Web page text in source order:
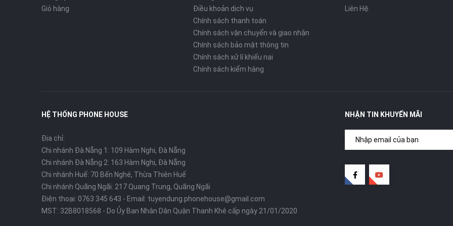
Giỏ hàng
Điều khoản dịch vụ
Chính sách thanh toán
Chính sách vận chuyển và giao nhận
Chính sách bảo mật thông tin
Chính sách xử lí khiếu nại
Chính sách kiểm hàng
Liên Hệ
HỆ THỐNG PHONE HOUSE
Địa chỉ:
Chi nhánh Đà Nẵng 1: 109 Hàm Nghi, Đà Nẵng
Chi nhánh Đà Nẵng 2: 163 Hàm Nghi, Đà Nẵng
Chi nhánh Huế: 70 Bến Nghé, Thừa Thiên Huế
Chi nhánh Quãng Ngãi: 217 Quang Trung, Quãng Ngãi
Điện thoại: 0763 345 643 - Email: tuyendung.phonehouse@gmail.com
MST: 32B8018568 - Do Ủy Ban Nhân Dân Quận Thanh Khê cấp ngày 21/01/2020
NHẬN TIN KHUYẾN MÃI